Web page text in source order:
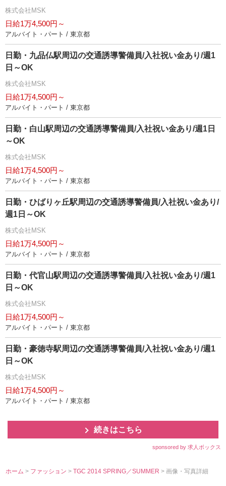
株式会社MSK
日給1万4,500円～
アルバイト・パート / 東京都
日勤・九品仏駅周辺の交通誘導警備員/入社祝い金あり/週1
日～OK
株式会社MSK
日給1万4,500円～
アルバイト・パート / 東京都
日勤・白山駅周辺の交通誘導警備員/入社祝い金あり/週1日
～OK
株式会社MSK
日給1万4,500円～
アルバイト・パート / 東京都
日勤・ひばりヶ丘駅周辺の交通誘導警備員/入社祝い金あり/
週1日～OK
株式会社MSK
日給1万4,500円～
アルバイト・パート / 東京都
日勤・代官山駅周辺の交通誘導警備員/入社祝い金あり/週1
日～OK
株式会社MSK
日給1万4,500円～
アルバイト・パート / 東京都
日勤・豪徳寺駅周辺の交通誘導警備員/入社祝い金あり/週1
日～OK
株式会社MSK
日給1万4,500円～
アルバイト・パート / 東京都
続きはこちら
sponsored by 求人ボックス
ホーム > ファッション>TGC 2014 SPRING／SUMMER> 画像・写真詳細